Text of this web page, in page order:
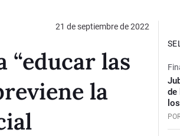
21 de septiembre de 2022
“educar las
la
de